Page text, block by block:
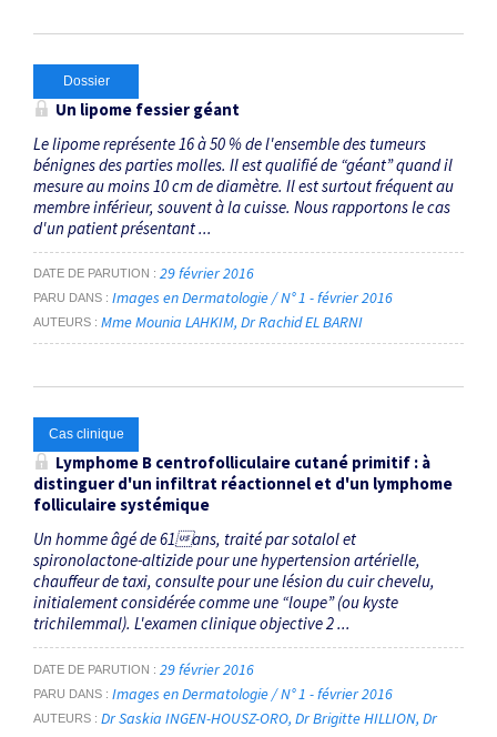
Dossier
Un lipome fessier géant
Le lipome représente 16 à 50 % de l'ensemble des tumeurs
bénignes des parties molles. Il est qualifié de “géant” quand il
mesure au moins 10 cm de diamètre. Il est surtout fréquent au
membre inférieur, souvent à la cuisse. Nous rapportons le cas
d'un patient présentant ...
DATE DE PARUTION 29 février 2016
PARU DANS Images en Dermatologie / N° 1 - février 2016
AUTEURS Mme Mounia LAHKIM Dr Rachid EL BARNI
Cas clinique
Lymphome B centrofolliculaire cutané primitif : à
distinguer d'un infiltrat réactionnel et d'un lymphome
folliculaire systémique
Un homme âgé de 61ans, traité par sotalol et
spironolactone-altizide pour une hypertension artérielle,
chauffeur de taxi, consulte pour une lésion du cuir chevelu,
initialement considérée comme une “loupe” (ou kyste
trichilemmal). L'examen clinique objective 2 ...
DATE DE PARUTION 29 février 2016
PARU DANS Images en Dermatologie / N° 1 - février 2016
AUTEURS Dr Saskia INGEN-HOUSZ-ORO Dr Brigitte HILLION Dr